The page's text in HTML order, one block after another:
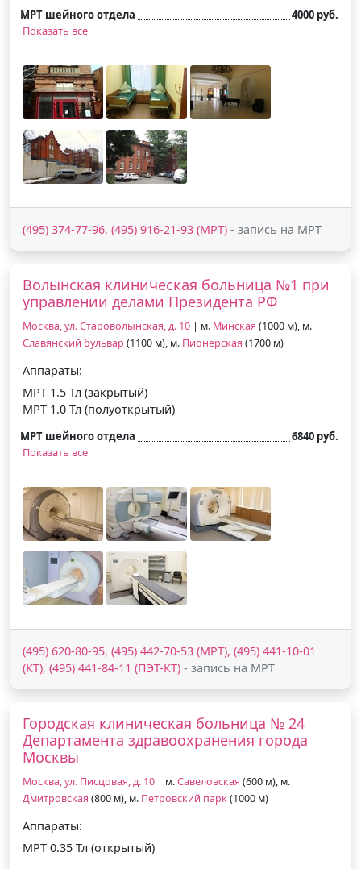
МРТ шейного отдела
4000 руб.
Показать все
(495) 374-77-96, (495) 916-21-93 (МРТ) - запись на МРТ
Волынская клиническая больница №1 при
управлении делами Президента РФ
Москва, ул. Староволынская, д. 10 | м. Минская (1000 м), м.
Славянский бульвар (1100 м), м. Пионерская (1700 м)
Аппараты:
МРТ 1.5 Тл (закрытый)
МРТ 1.0 Тл (полуоткрытый)
МРТ шейного отдела
6840 руб.
Показать все
(495) 620-80-95, (495) 442-70-53 (МРТ), (495) 441-10-01
(КТ), (495) 441-84-11 (ПЭТ-КТ) - запись на МРТ
Городская клиническая больница № 24
Департамента здравоохранения города
Москвы
Москва, ул. Писцовая, д. 10 | м.Савеловская (600 м), м.
Дмитровская (800 м), м. Петровский парк(1000 м)
Аппараты:
МРТ 0.35 Тл (открытый)